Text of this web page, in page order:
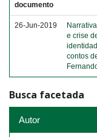
documento
26-Jun-2019
e crise
contos
Busca facetada
Autor